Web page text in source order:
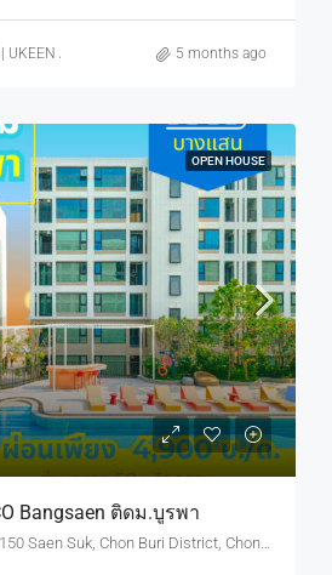
ASSET CO., LTD. 5 months ago
OPEN HOUSE
Bangsaen ติดม.บูรพา
Kave Coco Bangsaen 150 Saen Suk, Chon Buri District, Chon Buri, Thailand